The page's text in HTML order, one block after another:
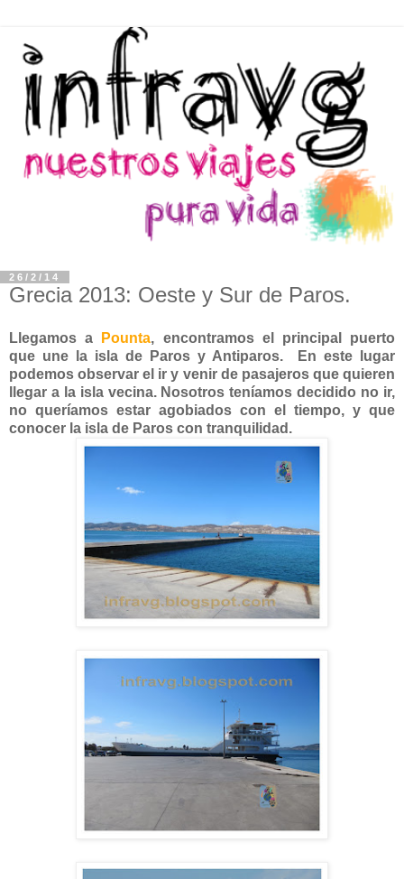
26/2/14
Grecia 2013: Oeste y Sur de Paros.
Llegamos a Pounta, encontramos el principal puerto
que une la isla de Paros y Antiparos. En este lugar
podemos observar el ir y venir de pasajeros que quieren
llegar a la isla vecina. Nosotros teníamos decidido no ir,
no queríamos estar agobiados con el tiempo, y que
conocer la isla de Paros con tranquilidad.